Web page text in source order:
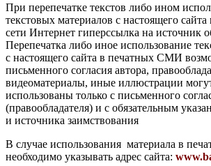
При перепечатке текстов либо ином
текстовых материалов с настоящего
сети Интернет гиперссылка на источник
Перепечатка либо иное использование
с настоящего сайта в печатных СМИ
письменного согласия автора,
видеоматериалы, иные иллюстрации
использованы только с письменного
(правообладателя) и с обязательным
и источника заимствования
В случае использования материала в
необходимо указывать адрес сайта: